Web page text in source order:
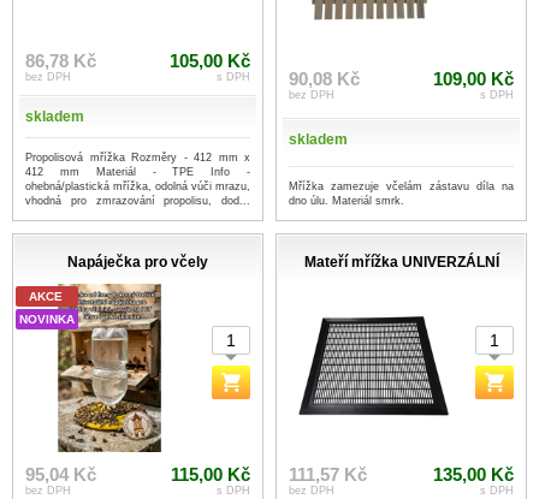
86,78 Kč
bez DPH
105,00 Kč
s DPH
skladem
Propolisová mřížka Rozměry - 412 mm x
412 mm Materiál - TPE Info -
ohebná/plastická mřížka, odolná vúči mrazu,
vhodná pro zmrazování propolisu, dod...
90,08 Kč
bez DPH
109,00 Kč
s DPH
skladem
Mřížka zamezuje včelám zástavu díla na
dno úlu. Materiál smrk.
Napáječka pro včely
AKCE
NOVINKA
95,04 Kč
bez DPH
115,00 Kč
s DPH
Mateří mřížka UNIVERZÁLNÍ
111,57 Kč
bez DPH
135,00 Kč
s DPH